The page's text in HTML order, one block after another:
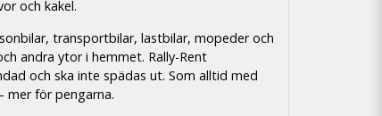
och kakel.
transportbilar, lastbilar, mopeder och
andra ytor i hemmet. Rally-Rent
och ska inte spädas ut. Som alltid med
mer för pengarna.